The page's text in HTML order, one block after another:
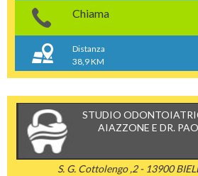
Chiama
Distanza
38,9 KM
STUDIO
AIAZZONE E DR.
S. G. Cottolengo ,2 - 13900